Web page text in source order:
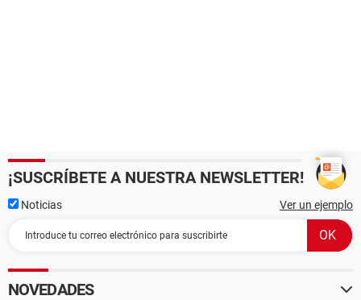
¡SUSCRÍBETE A NUESTRA NEWSLETTER!
Noticias Ver un ejemplo
NOVEDADES